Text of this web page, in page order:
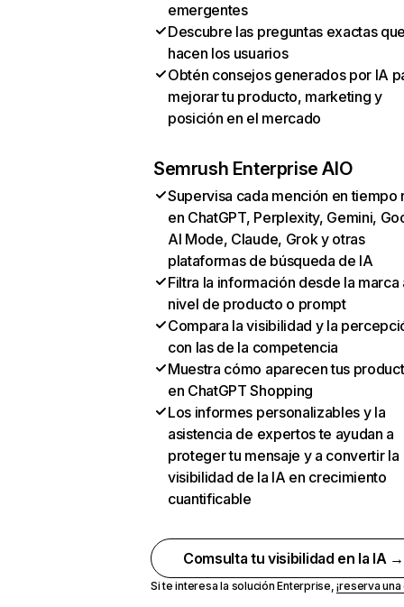
emergentes
Descubre las preguntas exactas
hacen los usuarios
Obtén consejos generados por IA
mejorar tu producto, marketing y
posición en el mercado
Semrush Enterprise AIO
Supervisa cada mención en tiempo
en ChatGPT, Perplexity, Gemini,
AI Mode, Claude, Grok y otras
plataformas de búsqueda de IA
Filtra la información desde la marca
nivel de producto o prompt
Compara la visibilidad y la
con las de la competencia
Muestra cómo aparecen tus
en ChatGPT Shopping
Los informes personalizables y la
asistencia de expertos te ayudan a
proteger tu mensaje y a convertir la
visibilidad de la IA en crecimiento
cuantificable
Comsulta tu visibilidad en la IA →
Si te interesa la solución Enterprise,¡reserva